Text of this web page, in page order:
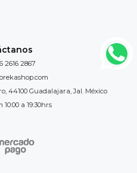
2616 2867
44100 Guadalajara, Jal. México
a 19:30hrs